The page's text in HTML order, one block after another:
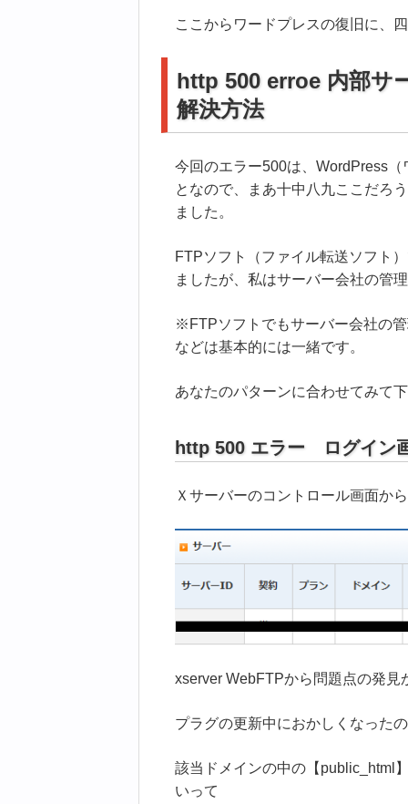
ここからワードプレスの復旧に、
http 500 erroe 内部
解決方法
今回のエラー500は、WordPress
となので、まあ十中八九ここだろ
ました。
FTPソフト（ファイル転送ソフト
ましたが、私はサーバー会社の管
※FTPソフトでもサーバー会社の
などは基本的には一緒です。
あなたのパターンに合わせてみて
http 500 エラー ログイン
Ｘサーバーのコントロール画面か
xserver WebFTPから問題点の発見
プラグの更新中におかしくなった
該当ドメインの中の【
いって